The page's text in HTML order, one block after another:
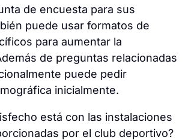
de encuesta para sus
puede usar formatos de
para aumentar la
de preguntas relacionadas
puede pedir
inicialmente.
está con las instalaciones
por el club deportivo?